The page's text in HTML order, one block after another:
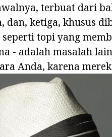
terbuat dari
dan, ketiga, khusus
topi yang
- adalah masalah
Anda, karena